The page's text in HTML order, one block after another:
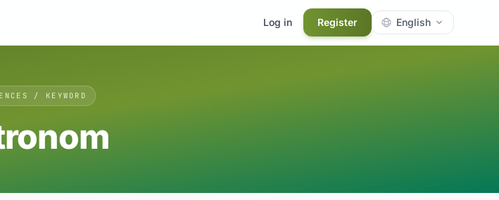
Log in Register English
/ KEYWORD